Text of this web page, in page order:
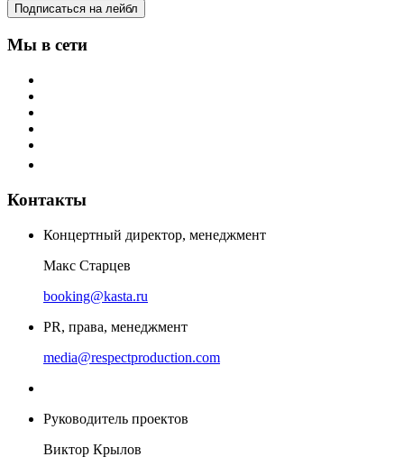
Подписаться на лейбл
Мы в сети
Контакты
Концертный директор, менеджмент
Макс Старцев
booking@kasta.ru
PR, права, менеджмент
media@respectproduction.com
Руководитель проектов
Виктор Крылов